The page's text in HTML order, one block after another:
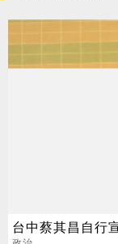
台中蔡其昌自行